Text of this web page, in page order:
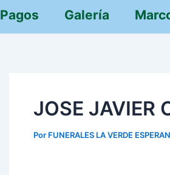
Pagos Galería
JOSE JAVIER
Por FUNERALES LA VERDE